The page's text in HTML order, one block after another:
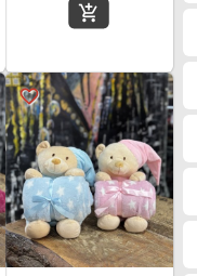
add_shopping_cart
favorite_border